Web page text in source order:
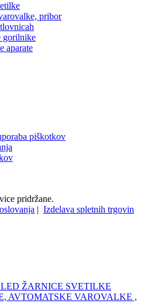
pribor
gorilnike
aparate
piškotkov
pridržane.
| Izdelava spletnih trgovin
ŽARNICE SVETILKE
AVTOMATSKE VAROVALKE ,